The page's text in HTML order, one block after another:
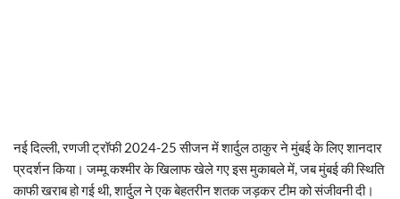
नई दिल्ली, रणजी ट्रॉफी 2024-25 सीजन में शार्दुल ठाकुर ने मुंबई के लिए शानदार
प्रदर्शन किया। जम्मू कश्मीर के खिलाफ खेले गए इस मुकाबले में, जब मुंबई की स्थिति
काफी खराब हो गई थी, शार्दुल ने एक बेहतरीन शतक जड़कर टीम को संजीवनी दी।